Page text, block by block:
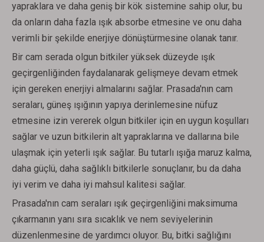
yapraklara ve daha geniş bir kök sistemine sahip olur, bu
da onların daha fazla ışık absorbe etmesine ve onu daha
verimli bir şekilde enerjiye dönüştürmesine olanak tanır.
Bir cam serada olgun bitkiler yüksek düzeyde ışık
geçirgenliğinden faydalanarak gelişmeye devam etmek
için gereken enerjiyi almalarını sağlar. Prasada'nın cam
seraları, güneş ışığının yapıya derinlemesine nüfuz
etmesine izin vererek olgun bitkiler için en uygun koşulları
sağlar ve uzun bitkilerin alt yapraklarına ve dallarına bile
ulaşmak için yeterli ışık sağlar. Bu tutarlı ışığa maruz kalma,
daha güçlü, daha sağlıklı bitkilerle sonuçlanır, bu da daha
iyi verim ve daha iyi mahsul kalitesi sağlar.
Prasada'nın cam seraları ışık geçirgenliğini maksimuma
çıkarmanın yanı sıra sıcaklık ve nem seviyelerinin
düzenlenmesine de yardımcı oluyor. Bu, bitki sağlığını